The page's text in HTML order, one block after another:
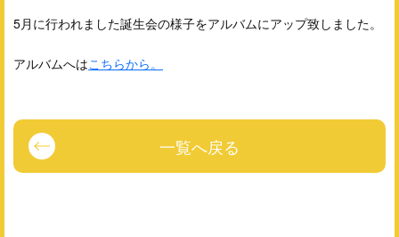
5月に行われました誕生会の様子をアルバムにアップ致しました。
アルバムへはこちらから。
一覧へ戻る